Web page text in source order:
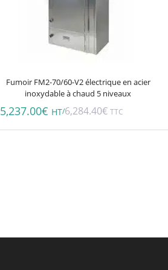
Fumoir FM2-70/60-V2 électrique en acier
inoxydable à chaud 5 niveaux
5,237.00€ HT/6,284.40€ TTC